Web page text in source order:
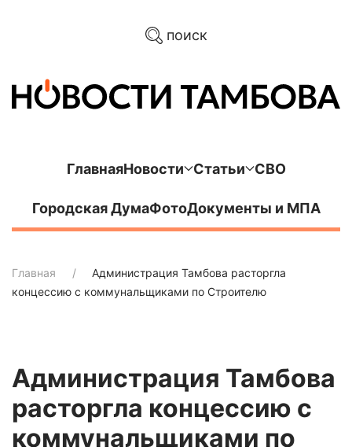
поиск
ГлавнаяНовости Статьи СВО
Городская ДумаФотоДокументы и МПА
Главная
Администрация Тамбова расторгла
концессию с коммунальщиками по Строителю
Администрация Тамбова
расторгла концессию с
коммунальщиками по